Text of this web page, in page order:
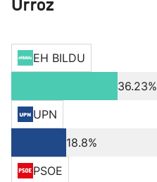
Urroz
EH BILDU
36.23%
UPN
18.8%
PSOE